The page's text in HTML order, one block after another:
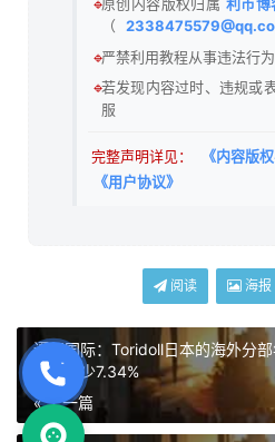
（
🔹严禁利用教程从事违法行
🔹若发现内容过时、违规或
服
完整声明详见：
《内容版
《用户协议》
阅读 海报
谭仔国际：Toridoll日本的海外分
同比减少7.34%
« 上一篇